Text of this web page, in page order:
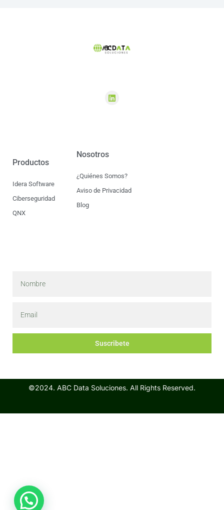
Productos
Idera Software
Ciberseguridad
QNX
Nosotros
¿Quiénes Somos?
Aviso de Privacidad
Blog
Suscribete
©2024. ABC Data Soluciones. All Rights Reserved.